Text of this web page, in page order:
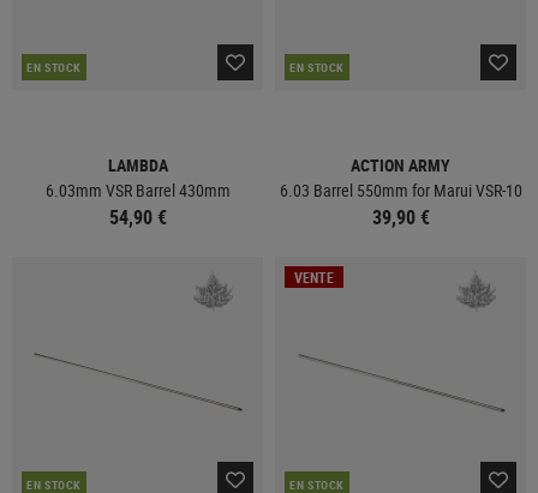
EN STOCK
LAMBDA
6.03mm VSR Barrel 430mm
54,90 €
EN STOCK
ACTION ARMY
6.03 Barrel 550mm for Marui VSR-10
39,90 €
EN STOCK
VENTE
EN STOCK